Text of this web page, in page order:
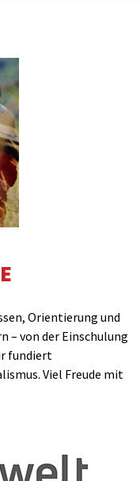
Orientierung und
– von der Einschulung
fundiert
Viel Freude mit